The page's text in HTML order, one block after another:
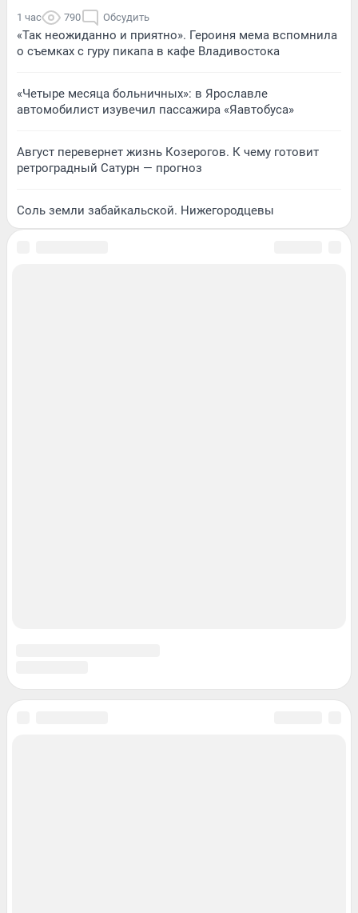
1 час 790 Обсудить
«Так неожиданно и приятно». Героиня мема вспомнила
о съемках с гуру пикапа в кафе Владивостока
«Четыре месяца больничных»: в Ярославле
автомобилист изувечил пассажира «Яавтобуса»
Август перевернет жизнь Козерогов. К чему готовит
ретроградный Сатурн — прогноз
Соль земли забайкальской. Нижегородцевы